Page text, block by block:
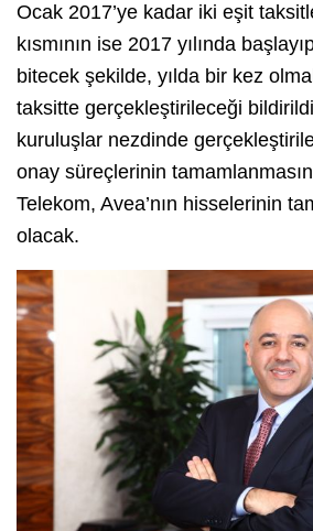
Ocak 2017’ye kadar iki eşit
kısmının ise 2017 yılında
bitecek şekilde, yılda bir kez
taksitte gerçekleştirileceği
kuruluşlar nezdinde
onay süreçlerinin
Telekom, Avea’nın hisselerinin
olacak.